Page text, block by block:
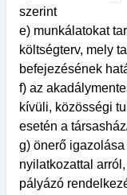
szerint
e) munkálatokat
költségterv, mely
befejezésének
f) az
kívüli, közösségi
esetén a
g) önerő
nyilatkozattal
pályázó